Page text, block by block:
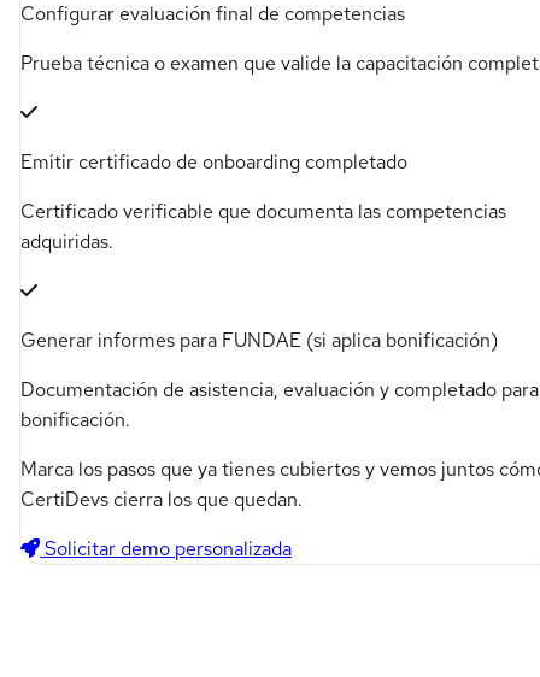
Configurar evaluación final de competencias
Prueba técnica o examen que valide la capacitación
Emitir certificado de onboarding completado
Certificado verificable que documenta las competencias
adquiridas.
Generar informes para FUNDAE (si aplica bonificación)
Documentación de asistencia, evaluación y completado
bonificación.
Marca los pasos que ya tienes cubiertos y vemos juntos
CertiDevs cierra los que quedan.
Solicitar demo personalizada